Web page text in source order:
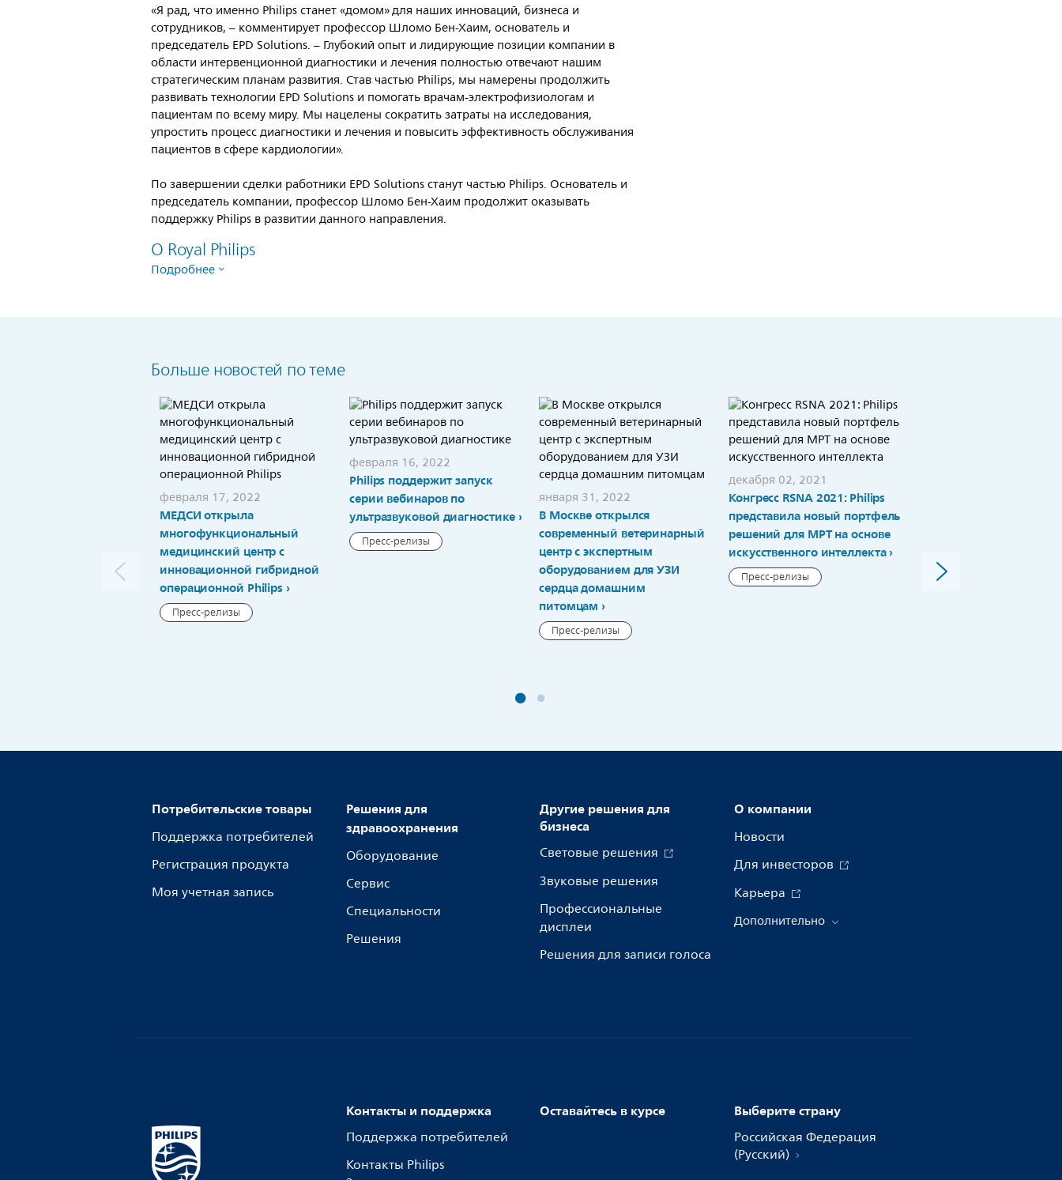
«Я рад, что именно Philips станет «домом» для наших инноваций, бизнеса и
сотрудников, – комментирует профессор Шломо Бен-Хаим, основатель и
председатель EPD Solutions. – Глубокий опыт и лидирующие позиции компании в
области интервенционной диагностики и лечения полностью отвечают нашим
стратегическим планам развития. Став частью Philips, мы намерены продолжить
развивать технологии EPD Solutions и помогать врачам-электрофизиологам и
пациентам по всему миру. Мы нацелены сократить затраты на исследования,
упростить процесс диагностики и лечения и повысить эффективность обслуживания
пациентов в сфере кардиологии».
По завершении сделки работники EPD Solutions станут частью Philips. Основатель и
председатель компании, профессор Шломо Бен-Хаим продолжит оказывать
поддержку Philips в развитии данного направления.
O Royal Philips
Подробнее
Больше новостей по теме
февраля 17, 2022
МЕДСИ открыла
многофункциональный
медицинский центр с
инновационной гибридной
операционной Philips
Пресс-релизы
февраля 16, 2022
Philips поддержит запуск
серии вебинаров по
ультразвуковой диагностике
Пресс-релизы
января 31, 2022
В Москве открылся
современный ветеринарный
центр с экспертным
оборудованием для УЗИ
сердца домашним
питомцам
Пресс-релизы
декабря 02, 2021
Конгресс RSNA 2021: Philips
представила новый портфель
решений для МРТ на основе
искусственного интеллекта
Пресс-релизы
ультразвуковых
исследований в
Потребительские товары
Поддержка потребителей
Регистрация продукта
Моя учетная запись
Решения для
здравоохранения
Оборудование
Сервис
Специальности
Решения
Другие решения для
бизнеса
Световые решения
Звуковые решения
Профессиональные
дисплеи
Решения для записи голоса
О компании
Новости
Для инвесторов
Карьера
Дополнительно
Контакты и поддержка
Поддержка потребителей
Контакты Philips
Оставайтесь в курсе Выберите страну
Российская Федерация
(Русский)